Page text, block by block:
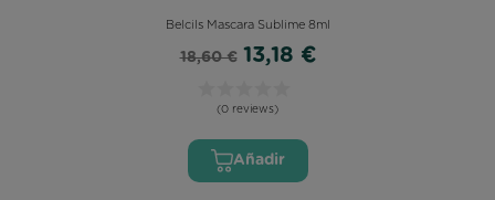
Belcils Mascara Sublime 8ml
18,60 € 13,18 €
(0 reviews)
Añadir